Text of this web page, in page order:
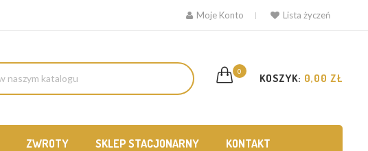
Moje Konto Lista życzeń
0
KOSZYK: 0,00 ZŁ
ZWROTY SKLEP STACJONARNY KONTAKT